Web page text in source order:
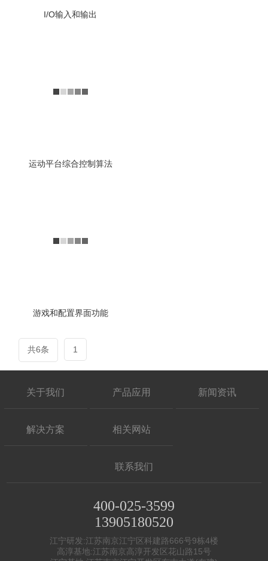
I/O输入和输出
运动平台综合控制算法
游戏和配置界面功能
查看详情
共6条 1
关于我们 产品应用 新闻资讯
解决方案 相关网站
联系我们
400-025-3599
13905180520
江宁研发:江苏南京江宁区科建路666号9栋4楼
高淳基地:江苏南京高淳开发区花山路15号